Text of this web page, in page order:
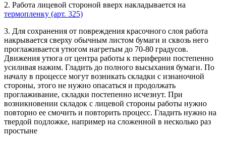
2. Работа лицевой стороной вверх накладывается на
термопленку (арт. 325)
3. Для сохранения от повреждения красочного слоя работа
накрывается сверху обычным листом бумаги и сквозь него
проглаживается утюгом нагретым до 70-80 градусов.
Движения утюга от центра работы к периферии постепенно
усиливая нажим. Гладить до полного высыхания бумаги. По
началу в процессе могут возникать складки с изнаночной
стороны, этого не нужно опасаться и продолжать
проглаживание, складки постепенно исчезнут. При
возникновении складок с лицевой стороны работы нужно
повторно ее смочить и повторить процесс. Гладить нужно на
твердой подложке, например на сложенной в несколько раз
простыне